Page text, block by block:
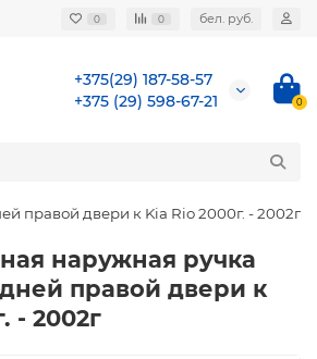
0 0 бел. руб.
+375(29) 187-58-57
+375 (29) 598-67-21
0
правой двери к Kia Rio 2000г. - 2002г
наружная ручка
правой двери к
- 2002г